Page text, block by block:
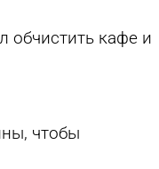
обчистить кафе и
чтобы